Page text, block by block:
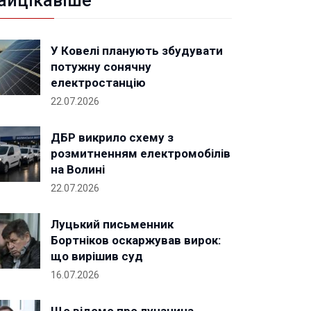
У Ковелі планують збудувати
потужну сонячну
електростанцію
22.07.2026
ДБР викрило схему з
розмитненням електромобілів
на Волині
22.07.2026
Луцький письменник
Бортніков оскаржував вирок:
що вирішив суд
16.07.2026